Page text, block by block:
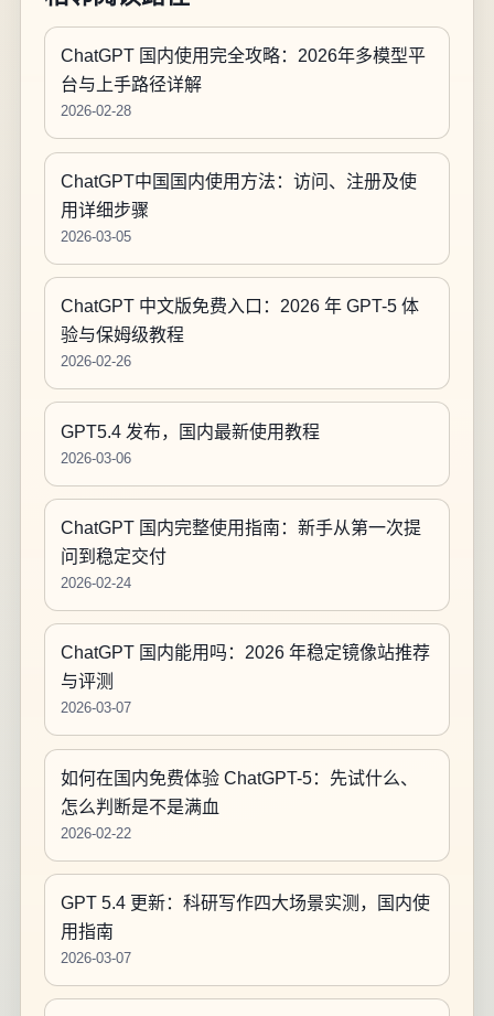
ChatGPT 国内使用完全攻略：2026年多模型平
台与上手路径详解
2026-02-28
ChatGPT中国国内使用方法：访问、注册及使
用详细步骤
2026-03-05
ChatGPT 中文版免费入口：2026 年 GPT-5 体
验与保姆级教程
2026-02-26
GPT5.4 发布，国内最新使用教程
2026-03-06
ChatGPT 国内完整使用指南：新手从第一次提
问到稳定交付
2026-02-24
ChatGPT 国内能用吗：2026 年稳定镜像站推荐
与评测
2026-03-07
如何在国内免费体验 ChatGPT-5：先试什么、
怎么判断是不是满血
2026-02-22
GPT 5.4 更新：科研写作四大场景实测，国内使
用指南
2026-03-07